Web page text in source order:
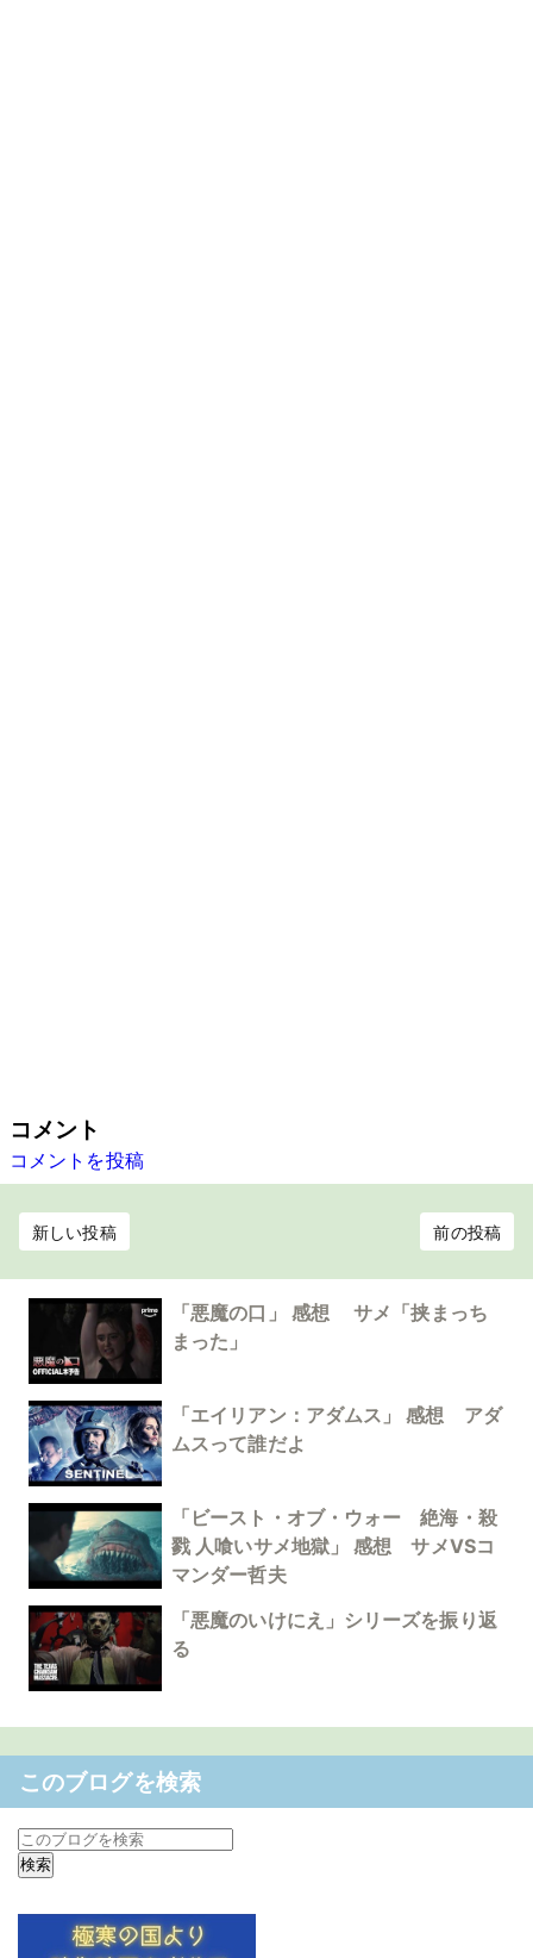
コメント
コメントを投稿
新しい投稿 前の投稿
「悪魔の口」 感想 サメ「挟まっち
まった」
「エイリアン：アダムス」 感想 アダ
ムスって誰だよ
「ビースト・オブ・ウォー 絶海・殺
戮 人喰いサメ地獄」 感想 サメVSコ
マンダー哲夫
「悪魔のいけにえ」シリーズを振り返
る
このブログを検索